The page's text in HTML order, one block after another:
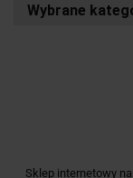
Wybrane
Sklep internetowy